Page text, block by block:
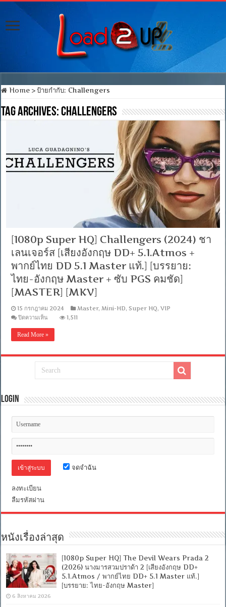
Home > ป้ายกำกับ: Challengers
Tag Archives:Challengers
[1080p Super HQ] Challengers (2024) ชา
เลนเจอร์ส [เสียงอังกฤษ DD+ 5.1.Atmos +
พากย์ไทย DD 5.1 Master แท้.] [บรรยาย:
ไทย-อังกฤษ Master + ซับ PGS คมชัด]
[MASTER] [MKV]
15 กรกฎาคม 2024 Master, Mini-HD,Super HQ,VIP
ปิดความเห็น
HQ]
(2024)
เลน
[เสียง
DD+
พากย์
5.1
Master
แท้.]
Master
PGS
ชัด]
[MASTER]
[MKV]
1,511
Read More »
Login
จดจำฉัน
ลงทะเบียน
ลืมรหัสผ่าน
หนังเรื่องล่าสุด
[1080p Super HQ] The Devil Wears Prada 2
(2026) นางมารสวมปราด้า 2 [เสียงอังกฤษ DD+
5.1.Atmos / พากย์ไทย DD+ 5.1 Master แท้.]
[บรรยาย: ไทย-อังกฤษ Master]
6 สิงหาคม 2026